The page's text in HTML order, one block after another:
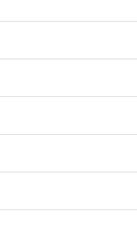
personalizado
ayuda, ponte en
listos para ayudarte.